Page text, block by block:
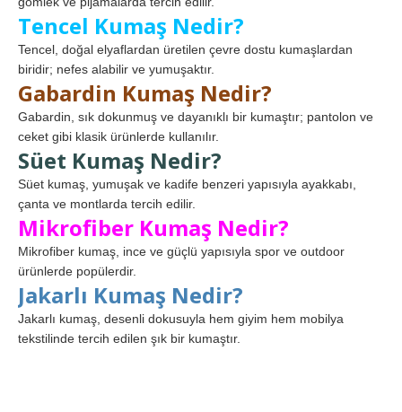
Tencel Kumaş Nedir?
Tencel, doğal elyaflardan üretilen çevre dostu kumaşlardan
biridir; nefes alabilir ve yumuşaktır.
Gabardin Kumaş Nedir?
Gabardin, sık dokunmuş ve dayanıklı bir kumaştır; pantolon ve
ceket gibi klasik ürünlerde kullanılır.
Süet Kumaş Nedir?
Süet kumaş, yumuşak ve kadife benzeri yapısıyla ayakkabı,
çanta ve montlarda tercih edilir.
Mikrofiber Kumaş Nedir?
Mikrofiber kumaş, ince ve güçlü yapısıyla spor ve outdoor
ürünlerde popülerdir.
Jakarlı Kumaş Nedir?
Jakarlı kumaş, desenli dokusuyla hem giyim hem mobilya
tekstilinde tercih edilen şık bir kumaştır.